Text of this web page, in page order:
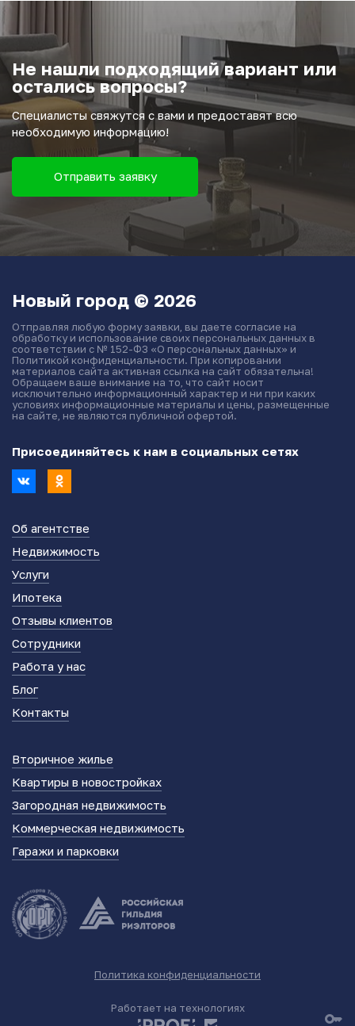
Не нашли подходящий вариант или
остались вопросы?
Специалисты свяжутся с вами и предоставят всю
необходимую информацию!
Отправить заявку
Новый город © 2026
Отправляя любую форму заявки, вы даете согласие на
обработку и использование своих персональных данных в
соответствии с № 152-ФЗ «О персональных данных» и
Политикой конфиденциальности. При копировании
материалов сайта активная ссылка на сайт обязательна!
Обращаем ваше внимание на то, что сайт носит
исключительно информационный характер и ни при каких
условиях информационные материалы и цены, размещенные
на сайте, не являются публичной офертой.
Присоединяйтесь к нам в социальных сетях
Об агентстве
Недвижимость
Услуги
Ипотека
Отзывы клиентов
Сотрудники
Работа у нас
Блог
Контакты
Вторичное жилье
Квартиры в новостройках
Загородная недвижимость
Коммерческая недвижимость
Гаражи и парковки
key
Политика конфиденциальности
Работает на технологиях